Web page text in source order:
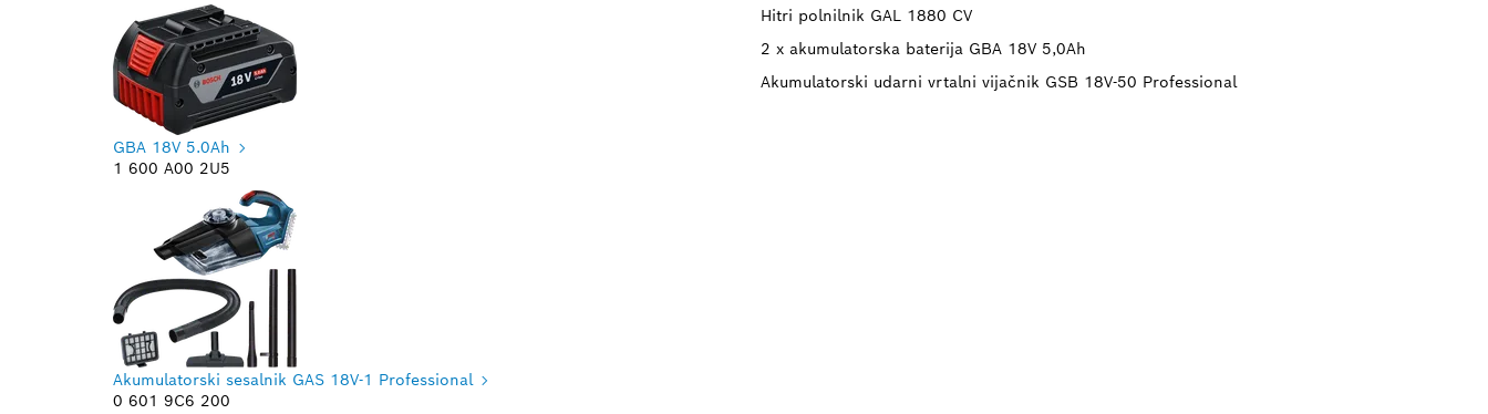
GBA 18V 5.0Ah
1 600 A00 2U5
Akumulatorski sesalnik GAS 18V-1 Professional
0 601 9C6 200
Hitri polnilnik GAL 1880 CV
2 x akumulatorska baterija GBA 18V 5,0Ah
Akumulatorski udarni vrtalni vijačnik GSB 18V-50 Professional